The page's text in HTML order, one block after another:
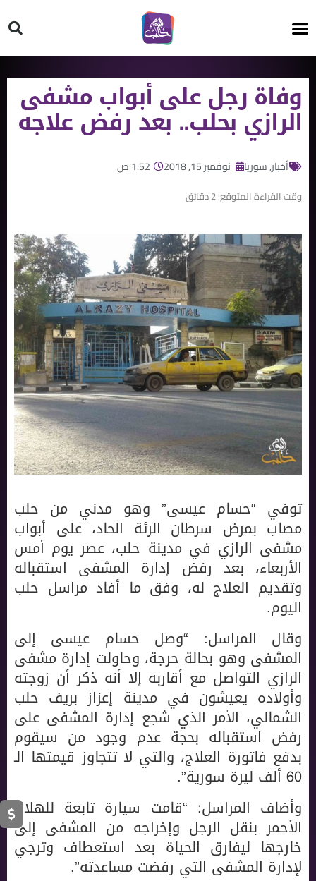
وفاة رجل على أبواب مشفى
الرازي بحلب.. بعد رفض علاجه
أخبار,سوريا نوفمبر 15, 2018 1:52 ص
وقت القراءة المتوقع:2دقائق
توفي “حسام عيسى” وهو مدني من حلب
مصاب بمرض سرطان الرئة الحاد، على أبواب
مشفى الرازي في مدينة حلب، عصر يوم أمس
الأربعاء، بعد رفض إدارة المشفى استقباله
وتقديم العلاج له، وفق ما أفاد مراسل حلب
اليوم.
وقال المراسل: “وصل حسام عيسى إلى
المشفى وهو بحالة حرجة، وحاولت إدارة مشفى
الرازي التواصل مع أقاربه إلا أنه ذكر أن زوجته
وأولاده يعيشون في مدينة إعزاز بريف حلب
الشمالي، الأمر الذي شجع إدارة المشفى على
رفض استقباله بحجة عدم وجود من سيقوم
بدفع فاتورة العلاج، والتي لا تتجاوز قيمتها الـ
60 ألف ليرة سورية”.
وأضاف المراسل: “قامت سيارة تابعة للهلال
الأحمر بنقل الرجل وإخراجه من المشفى إلى
خارجها ليفارق الحياة بعد استعطاف وترجي
لإدارة المشفى التي رفضت مساعدته”.